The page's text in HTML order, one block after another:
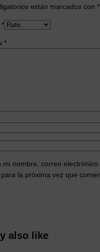
están marcados con *
*
*
mi nombre, correo electrónico
la próxima vez que
also like